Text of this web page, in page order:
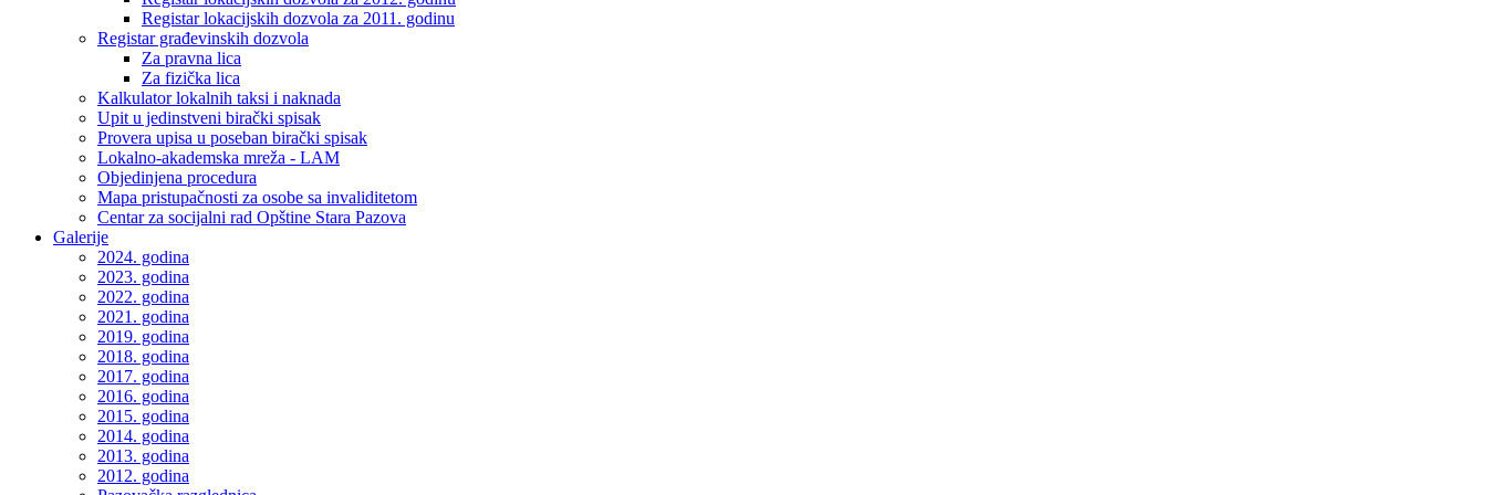
Registar lokacijskih dozvola za 2011. godinu
Registar građevinskih dozvola
Za pravna lica
Za fizička lica
Kalkulator lokalnih taksi i naknada
Upit u jedinstveni birački spisak
Provera upisa u poseban birački spisak
Lokalno-akademska mreža - LAM
Objedinjena procedura
Mapa pristupačnosti za osobe sa invaliditetom
Centar za socijalni rad Opštine Stara Pazova
Galerije
2024. godina
2023. godina
2022. godina
2021. godina
2019. godina
2018. godina
2017. godina
2016. godina
2015. godina
2014. godina
2013. godina
2012. godina